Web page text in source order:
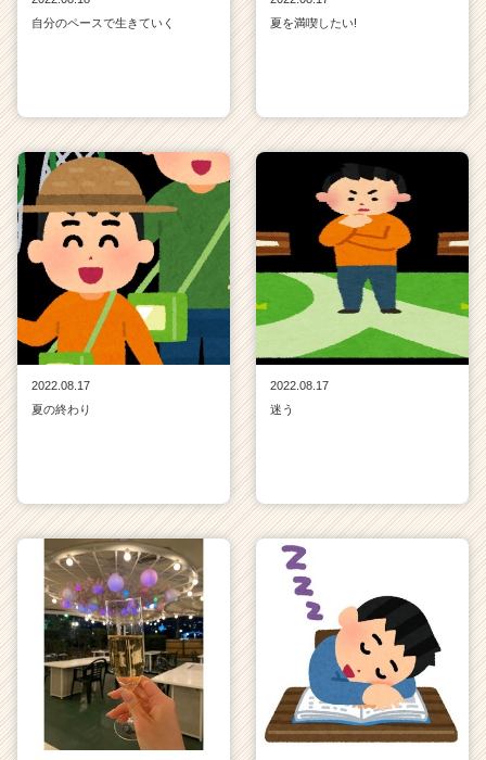
自分のペースで生きていく
夏を満喫したい!
2022.08.17
夏の終わり
2022.08.17
迷う